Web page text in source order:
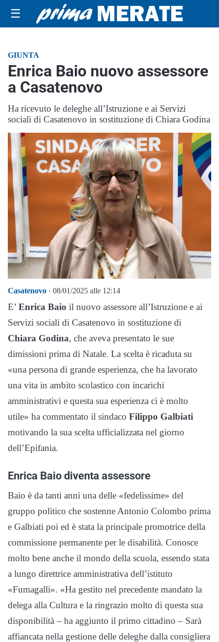
☰
GIUNTA
Enrica Baio nuovo assessore
a Casatenovo
Ha ricevuto le deleghe all’Istruzione e ai Servizi
sociali di Casatenovo in sostituzione di Chiara Godina
Casatenovo · 08/01/2025 alle 12:14
E’ Enrica Baio il nuovo assessore all’Istruzione e ai
Servizi sociali di Casatenovo in sostituzione di
Chiara Godina, che aveva presentato le sue
dimissioni prima di Natale. La scelta è ricaduta su
«una persona di grande esperienza, che ha lavorato
una vita in ambito scolastico con incarichi
amministrativi e questa sua esperienza ci è molto
utile» ha commentato il sindaco Filippo Galbiati
motivando la sua scelta ufficializzata nel giorno
dell’Epifania.
Enrica Baio diventa assessore
Baio è da tanti anni una delle «fedelissime» del
gruppo politico che sostenne Antonio Colombo prima
e Galbiati poi ed è stata la principale promotrice della
commissione permanente per le disabilità. Conosce
molto bene anche il mondo della scuola, essendo stata
a lungo direttrice amministrativa dell’istituto
«Fumagalli». «Ha gestito nel precedente mandato la
delega alla Cultura e la ringrazio molto di questa sua
disponibilità – ha aggiunto il primo cittadino – Sarà
affiancata nella gestione delle deleghe dalla consigliera